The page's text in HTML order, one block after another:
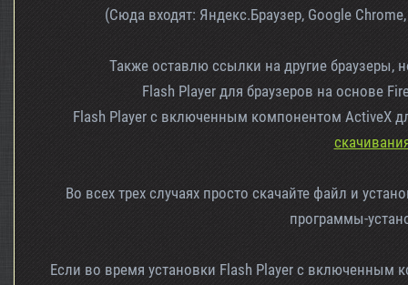
(Сюда входят: Яндекс.Браузер, Google
Также оставлю ссылки на другие браузеры,
Flash Player для браузеров на основе
Flash Player с включенным компонентом ActiveX
Во всех трех случаях просто скачайте файл и
программы-
Если во время установки Flash Player с